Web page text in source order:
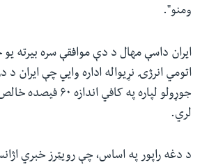
ومنو".
ایران داسې مهال د دې موافقې سره بیرته
اتومي انرژۍ نړیواله اداره وايي چې ایران د
جوړولو لپاره په کافي
لري.
د دغه راپور په اساس، چې رویټرز خبري